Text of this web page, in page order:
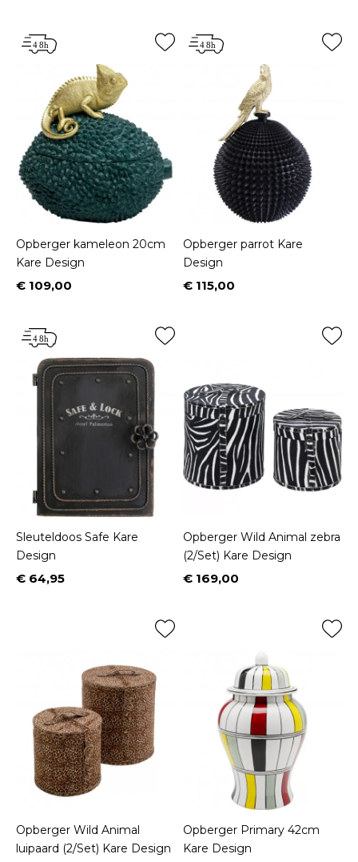
Opberger kameleon 20cm
Kare Design
Prijs
€ 109,00
Opberger parrot Kare
Design
Prijs
€ 115,00
Sleuteldoos Safe Kare
Design
Prijs
€ 64,95
Opberger Wild Animal zebra
(2/Set) Kare Design
Prijs
€ 169,00
Opberger Wild Animal
luipaard (2/Set) Kare Design
Opberger Primary 42cm
Kare Design